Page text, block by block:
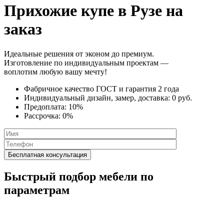
Прихожие купе в Рузе на
заказ
Идеальные решения от эконом до премиум.
Изготовление по индивидуальным проектам —
воплотим любую вашу мечту!
Фабричное качество ГОСТ и гарантия 2 года
Индивидуальный дизайн, замер, доставка: 0 руб.
Предоплата: 10%
Рассрочка: 0%
Быстрый подбор мебели по
параметрам